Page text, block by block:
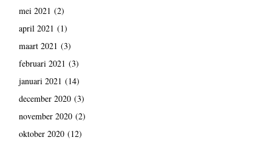
mei 2021 (2)
april 2021 (1)
maart 2021 (3)
februari 2021 (3)
januari 2021 (14)
december 2020(3)
november 2020(2)
oktober 2020(12)